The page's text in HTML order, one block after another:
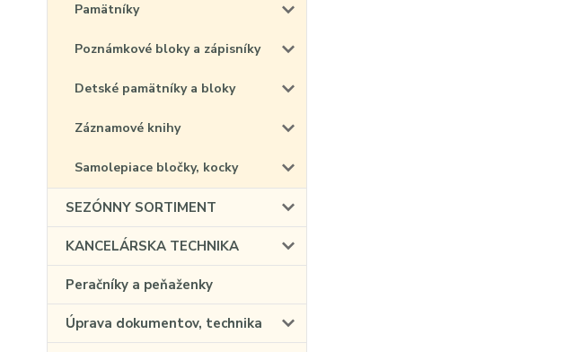
Pamätníky
Poznámkové bloky a zápisníky
Detské pamätníky a bloky
Záznamové knihy
Samolepiace bločky, kocky
SEZÓNNY SORTIMENT
KANCELÁRSKA TECHNIKA
Peračníky a peňaženky
Úprava dokumentov, technika